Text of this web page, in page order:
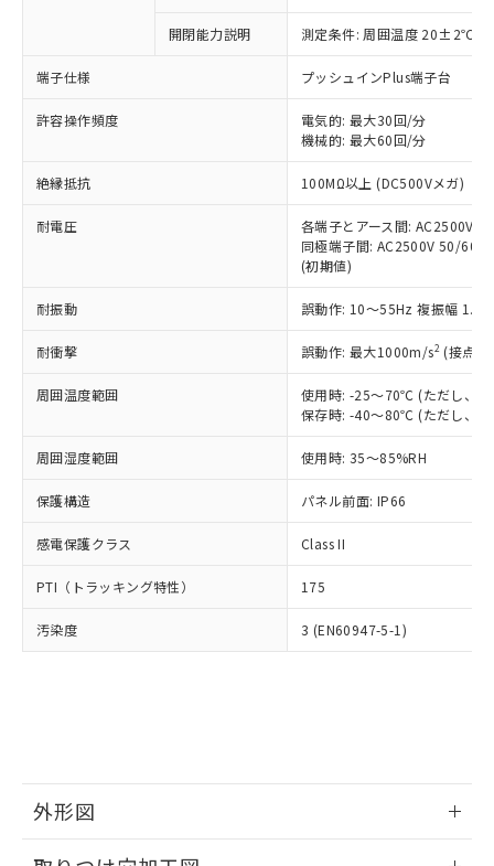
開閉能力説明 測定条件: 周囲温度 20±2℃、
端子仕様 プッシュインPlus端子台
許容操作頻度
電気的: 最大30回/分
機械的: 最大60回/分
絶縁抵抗 100MΩ以上 (DC500Vメガ)
耐電圧
各端子とアース間: AC2500V
同極端子間: AC2500V 50/
(初期値)
耐振動 誤動作: 10～55Hz 複振幅
耐衝撃 誤動作: 最大1000m/s2 (接点
周囲温度範囲
使用時: -25～70℃ (ただし、氷
保存時: -40～80℃ (ただし、氷
周囲湿度範囲 使用時: 35～85%RH
保護構造 パネル前面: IP66
感電保護クラス Class II
PTI（トラッキング特性） 175
汚染度 3 (EN60947-5-1)
外形図
以下の条件をお読みいただき、同意のうえ
本サービスは、当社制御機器事業取扱
商品の当社在庫状況および標準価格
(税抜)を提供させていただくもので
当社制御機器事業取扱商品の中には、
本サービスの対象外となる商品もある
ことをご了承ください。
在庫状況および標準価格照会結果は、
記載している更新日時点での社内デー
タに基づき作成されるものであり、閲
覧された時点での実際の在庫および標
準価格とは異なる場合があることをご
正式な納期状況および標準価格はお客
様のお取引先、またはお客様担当のオ
ムロン制御機器販売店・当社販売員に
オムロン制御機器販売店や当社販売拠
販売ネットワーク
」をご確認
ください。
在庫状況および標準価格結果を当社の
事前の承諾なく第三者に漏洩または開
示しないようお願いします。
マイパーツ機能（部品リスト作成サー
および当社の共同利用者が、当社の製
対応予定なし：EU RoHS指令（10物質）の
定はありません。
調査・確認中：EU RoHS指令（10物質）の
非含有の対応状況を調査中または確認中の
非該当品：ライセンス料など無形物で、有
害物質有無と関係のない商品です。
仕入先様の事情により、非含有部品として
いたものが、含有品と判明した場合などや
むを得ず変更することがあります。
鉛(Pb) 1000ppm以下、 水銀(Hg) 1000ppm以下、 カド
六価クロム(Cr(Ⅵ)) 1000ppm以下、ポリ臭化ビフェニル
類(PBB) 1000ppm以下、ポリ臭化ジフェニルエーテル類
(PBDE) 1000ppm以下、フタル酸ビス(2-エチルヘキシ
ル) (DEHP)(別名：DOP) 1000ppm以下、フタル酸ブチ
ルベンジル（BBP） 1000ppm以下、フタル酸ジブチル
（DBP） 1000ppm以下、フタル酸ジイソブチル
(DIBP) 1000ppm以下
但し、RoHS指令で産業用監視および制御機器に対する
フタル酸エステル類の４物質については閾値を超える意
図的な使用がないことを確認しています。
※2 対応予定月
部品在庫の切り替え状況などにより、予定
月が前後することがあります。
とができます。
EU RoHS指令（10物質）の非含有証明書
※1 中国RoHS○×表
「○」：最大均質材料含有率が中国RoHSの
基準値以下であることを示します。
「×」：最大均質材料含有率が中国RoHSの
基準値を超えていることを示します。
「－」：未確認です。当社販売部門へお問
Cr(Ⅵ)(六価クロム) : 1000ppm、 PBBs(ポリ臭化ビフェ
ニル類) : 1000ppm、 PBDEs(ポリ臭化ジフェニルエーテ
ル類) : 1000ppm、
DBP(フタル酸ジブチル) : 1000ppm、 DIBP(フタル酸ジ
イソブチル) : 1000ppm、 BBP(フタル酸ブチルベンジ
ル) : 1000ppm、
※2 環境保護使用期限
「ｅ」：有害物質（10物質）のすべてが基
準値以下であることを示します。
「10」：通常の使用状況下において有害物
質が外部に漏えいし、環境に深刻な影響を
当社は、これら貴社製品のうち、外国
為替および外国貿易法に定める商品
（以下｢規制貨物等」という）を輸出
または国外への提供する場合は、日本
国政府の輸出許可(または役務取引許
可)を取得するなどの必要な手続きを
当社は規制貨物を破棄する場合は、完
全に破砕するなど、違法に輸出されな
いよう必要な手段を講じます。
当社は貴社製品を、核兵器、ミサイ
ル、化学兵器、生物兵器またはその他
武器並びにこれらの製造装置等に一切
使用いたしません。
当社は、貴社製品を第三者に販売する
場合は、上記1、2および3の内容を当
該第三者に通知します。また当社は、
販売先および販売に係わる関係者が違
法に輸出するおそれがある場合は、取
○ 一定数以上の在庫あり
一定数には満たないが在庫あり
在庫なし(最新の在庫状況につ
いては、お客様のお取引先、ま
たはお客様担当のオムロン制御
機器販売店・当社販売員にご確
認ください)
受注生産機種、また在庫状況の